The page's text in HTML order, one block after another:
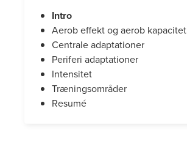
Intro
Aerob effekt og aerob kapacitet
Centrale adaptationer
Periferi adaptationer
Intensitet
Træningsområder
Resumé